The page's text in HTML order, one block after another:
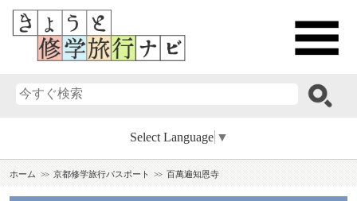
Select Language ▼
ホーム 京都修学旅行パスポート 百萬遍知恩寺